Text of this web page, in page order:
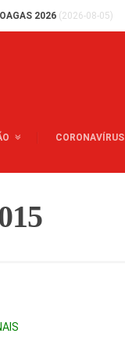
2026 (2026-08-05)
CORONAVÍRUS